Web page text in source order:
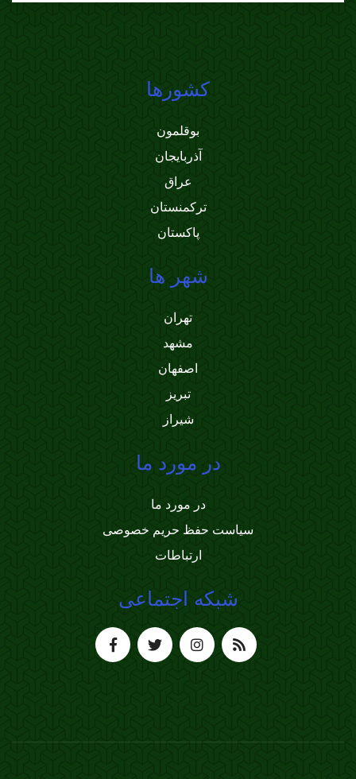
کشورها
بوقلمون
آذربایجان
عراق
ترکمنستان
پاکستان
شهر ها
تهران
مشهد
اصفهان
تبریز
شیراز
در مورد ما
در مورد ما
سیاست حفظ حریم خصوصی
ارتباطات
شبکه اجتماعی